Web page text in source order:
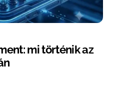
mi történik az